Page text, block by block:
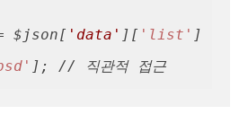
$json[ 'data' ][ 'list' ]